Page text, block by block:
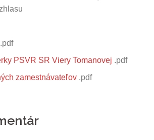
.pdf
PSVR SR Viery Tomanovej .pdf
zamestnávateľov .pdf